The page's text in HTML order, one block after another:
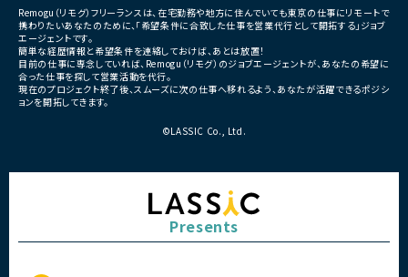
Remogu（リモグ）フリーランスは、在宅勤務や地方に住んでいても東京の仕事にリモートで
携わりたいあなたのために、「希望条件に合致した仕事を営業代行として開拓する」ジョブ
エージェントです。
簡単な経歴情報と希望条件を連絡しておけば、あとは放置！
目前の仕事に専念していれば、Remogu（リモグ）のジョブエージェントが、あなたの希望に
合った仕事を探して営業活動を代行。
現在のプロジェクト終了後、スムーズに次の仕事へ移れるよう、あなたが活躍できるポジシ
ョンを開拓してきます。
©LASSIC Co., Ltd.
Presents